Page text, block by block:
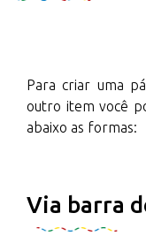
Para criar uma
outro item você
abaixo as formas:
Via barra